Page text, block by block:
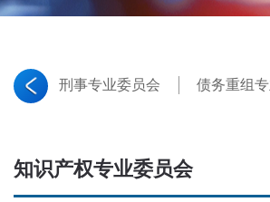
刑事专业委员会 债务重组
知识产权专业委员会